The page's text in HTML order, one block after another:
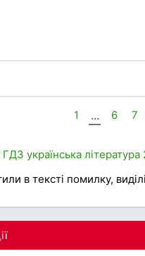
1 ... 6 7
ГДЗ українська література
в тексті помилку,